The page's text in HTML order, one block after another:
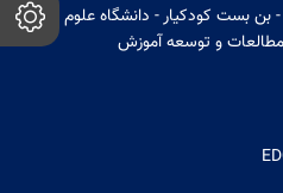
- بن بست کودکیار - دانشگاه علوم
و توسعه آموزش